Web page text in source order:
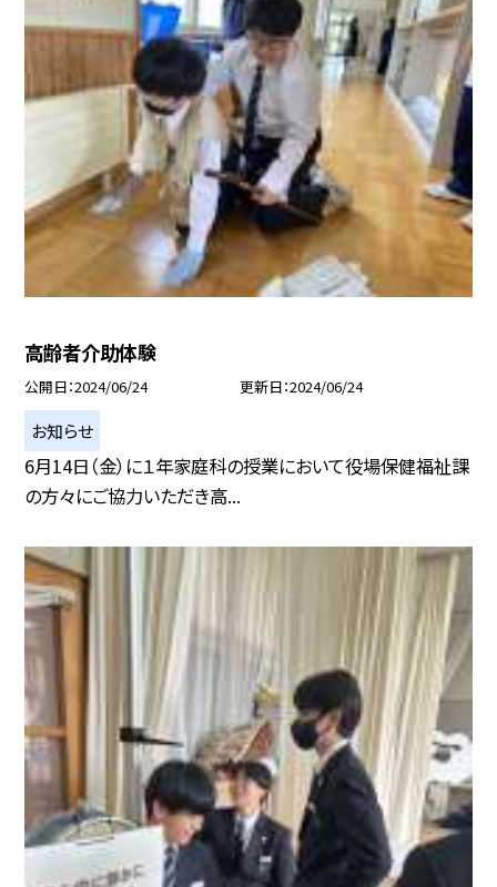
高齢者介助体験
公開日 2024/06/24 更新日 2024/06/24
お知らせ
6月14日（金）に１年家庭科の授業において役場保健福祉課
の方々にご協力いただき高...